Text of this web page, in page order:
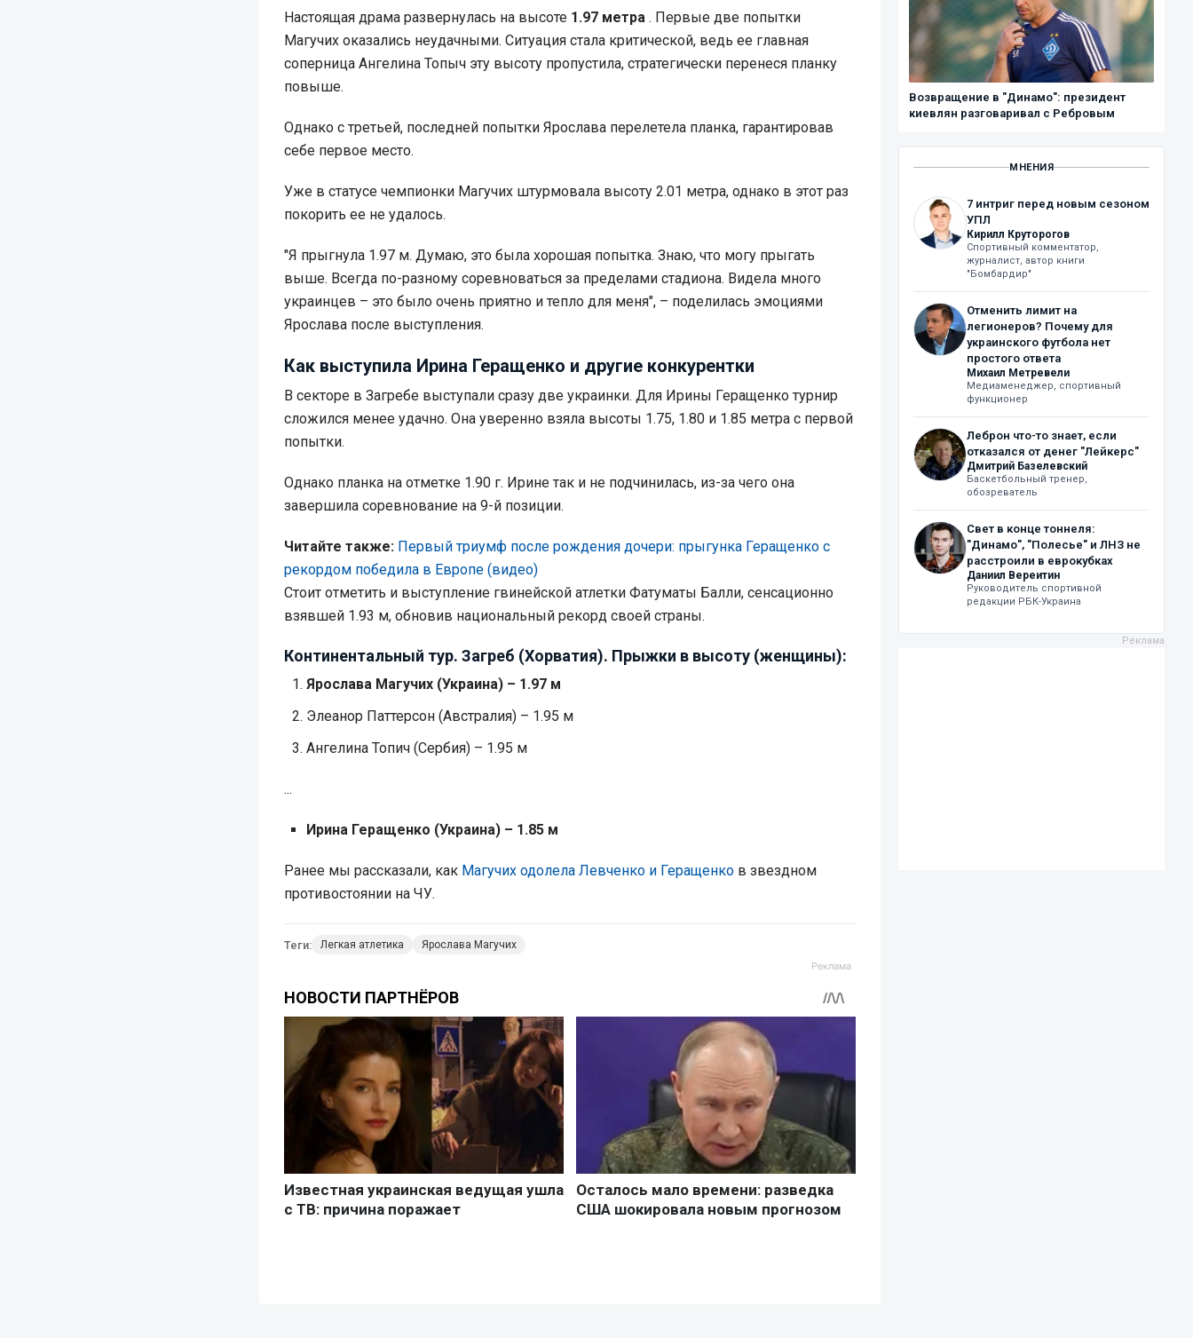
Настоящая драма развернулась на высоте 1.97 метра . Первые две попытки
Магучих оказались неудачными. Ситуация стала критической, ведь ее главная
соперница Ангелина Топыч эту высоту пропустила, стратегически перенеся планку
повыше.
Однако с третьей, последней попытки Ярослава перелетела планка, гарантировав
себе первое место.
Уже в статусе чемпионки Магучих штурмовала высоту 2.01 метра, однако в этот раз
покорить ее не удалось.
"Я прыгнула 1.97 м. Думаю, это была хорошая попытка. Знаю, что могу прыгать
выше. Всегда по-разному соревноваться за пределами стадиона. Видела много
украинцев – это было очень приятно и тепло для меня", – поделилась эмоциями
Ярослава после выступления.
Как выступила Ирина Геращенко и другие конкурентки
В секторе в Загребе выступали сразу две украинки. Для Ирины Геращенко турнир
сложился менее удачно. Она уверенно взяла высоты 1.75, 1.80 и 1.85 метра с первой
попытки.
Однако планка на отметке 1.90 г. Ирине так и не подчинилась, из-за чего она
завершила соревнование на 9-й позиции.
Читайте также: Первый триумф после рождения дочери: прыгунка Геращенко с
рекордом победила в Европе (видео)
Стоит отметить и выступление гвинейской атлетки Фатуматы Балли, сенсационно
взявшей 1.93 м, обновив национальный рекорд своей страны.
Континентальный тур. Загреб (Хорватия). Прыжки в высоту (женщины):
Ярослава Магучих (Украина) – 1.97 м
Элеанор Паттерсон (Австралия) – 1.95 м
Ангелина Топич (Сербия) – 1.95 м
...
Ирина Геращенко (Украина) – 1.85 м
Ранее мы рассказали, как Магучих одолела Левченко и Геращенко в звездном
противостоянии на ЧУ.
Теги: Легкая атлетика Ярослава Магучих
Возвращение в "Динамо": президент
киевлян разговаривал с Ребровым
МНЕНИЯ
7 интриг перед новым сезоном
УПЛ
Кирилл Круторогов
Спортивный комментатор,
журналист, автор книги
"Бомбардир"
Отменить лимит на
легионеров? Почему для
украинского футбола нет
простого ответа
Михаил Метревели
Медиаменеджер, спортивный
функционер
Леброн что-то знает, если
отказался от денег "Лейкерс"
Дмитрий Базелевский
Баскетбольный тренер,
обозреватель
Свет в конце тоннеля:
"Динамо", "Полесье" и ЛНЗ не
расстроили в еврокубках
Даниил Вереитин
Руководитель спортивной
редакции РБК-Украина